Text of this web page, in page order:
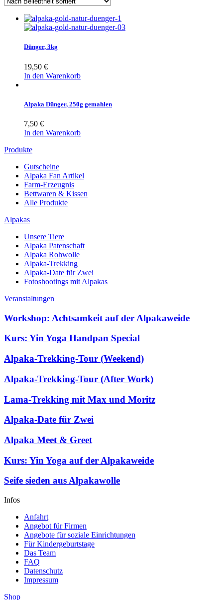
Dünger, 3kg
19,50 €
In den Warenkorb
Alpaka Dünger, 250g gemahlen
7,50 €
In den Warenkorb
Produkte
Gutscheine
Alpaka Fan Artikel
Farm-Erzeugnis
Bettwaren & Kissen
Alle Produkte
Alpakas
Unsere Tiere
Alpaka Patenschaft
Alpaka Rohwolle
Alpaka-Trekking
Alpaka-Date für Zwei
Fotoshootings mit Alpakas
Veranstaltungen
Workshop: Achtsamkeit auf der Alpakaweide
Kurs: Yin Yoga Handpan Special
Alpaka-Trekking-Tour (Weekend)
Alpaka-Trekking-Tour (After Work)
Lama-Trekking mit Max und Moritz
Alpaka-Date für Zwei
Alpaka Meet & Greet
Kurs: Yin Yoga auf der Alpakaweide
Seife sieden aus Alpakawolle
Infos
Anfahrt
Angebot für Firmen
Angebote für soziale Einrichtungen
Für Kindergeburtstage
Das Team
FAQ
Datenschutz
Impressum
Shop